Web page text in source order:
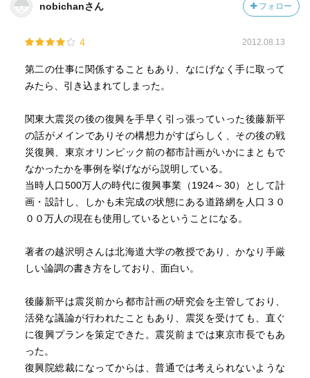
nobichanさん フォロー
4 2012.08.13
第二の仕事に関係することもあり、なにげなく手に取って
みたら、引き込まれてしまった。
関東大震災の後の復興を手早く引っ張っていった後藤新平
の話がメインでありその構想力がすばらしく、その後の戦
災復興、東京オリンピック前の都市計画がいかにまともで
なかったかを事例を挙げながら説明している。
当時人口500万人の時代に復興事業（1924～30）として計
画・設計し、しかも未完成の状態にある道路網を人口３０
００万人の現在も使用しているということになる。
著者の越沢明さんは北海道大学の教授であり、かなり手厳
しい論調の書き方をしており、面白い。
後藤新平は震災前から都市計画の研究会を主管しており、
活発な議論が行われたこともあり、震災を受けても、直ぐ
に復興プランを策定できた。震災前までは東京市長でもあ
った。
復興院総裁になってからは、普通では考えられないような